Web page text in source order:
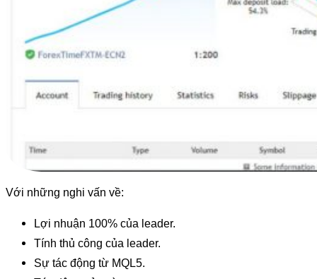
Với những nghi vấn về:
Lợi nhuận 100% của leader.
Tính thủ công của leader.
Sự tác động từ MQL5.